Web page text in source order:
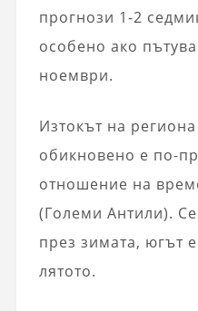
прогнози 1-2
особено ако
ноември.
Изтокът на
обикновено е по-
отношение на
(Големи Антили).
през зимата, югът
лятото.